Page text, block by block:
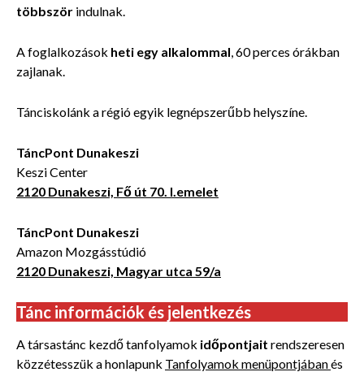
többször indulnak.
A foglalkozások heti egy alkalommal, 60 perces órákban
zajlanak.
Tánciskolánk a régió egyik legnépszerűbb helyszíne.
TáncPont Dunakeszi
Keszi Center
2120 Dunakeszi, Fő út 70. I.emelet
TáncPont Dunakeszi
Amazon Mozgásstúdió
2120 Dunakeszi, Magyar utca 59/a
Tánc információk és jelentkezés
A társastánc kezdő tanfolyamok időpontjait rendszeresen
közzétesszük a honlapunk Tanfolyamok menüpontjábanés